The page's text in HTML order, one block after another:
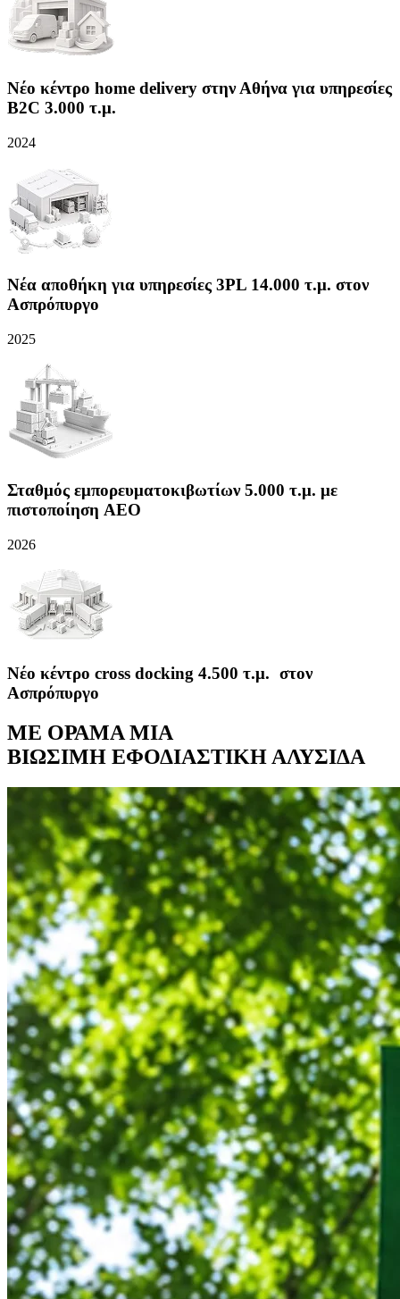
Νέο κέντρο home delivery στην Αθήνα για υπηρεσίες
B2C 3.000 τ.μ.
2024
Νέα αποθήκη για υπηρεσίες 3PL 14.000 τ.μ. στον
Ασπρόπυργο
2025
Σταθμός εμπορευματοκιβωτίων 5.000 τ.μ. με
πιστοποίηση AEO
2026
Νέο κέντρο cross docking 4.500 τ.μ. στον
Ασπρόπυργο
ΜΕ ΟΡΑΜΑ ΜΙΑ
ΒΙΩΣΙΜΗ ΕΦΟΔΙΑΣΤΙΚΗ ΑΛΥΣΙΔΑ